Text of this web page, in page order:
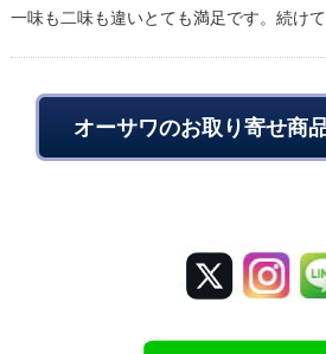
一味も二味も違いとても満足です。続けて
オーサワのお取り寄せ商